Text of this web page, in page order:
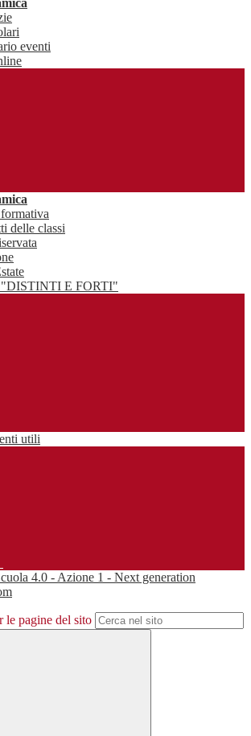
eventi
delle classi
"DISTINTI E FORTI"
utili
4.0 - Azione 1 - Next generation
le pagine del sito